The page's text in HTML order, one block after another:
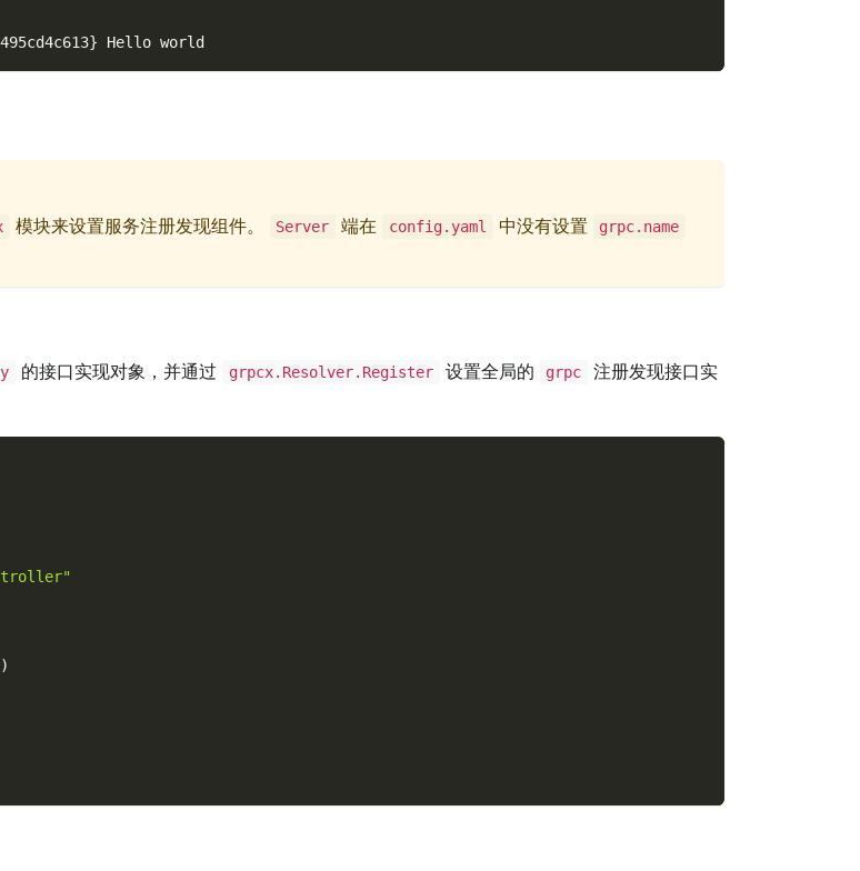
} Hello world
模块来设置服务注册发现组件。 Server 端在 config.yaml 中没有设置 grpc.name
的接口实现对象，并通过 grpcx.Resolver.Register 设置全局的 grpc
注册发现接口实
)